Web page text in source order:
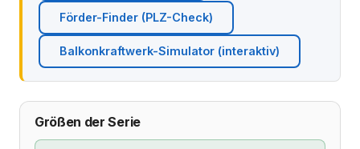
Förder-Finder (PLZ-Check)
Balkonkraftwerk-Simulator (interaktiv)
Größen der Serie